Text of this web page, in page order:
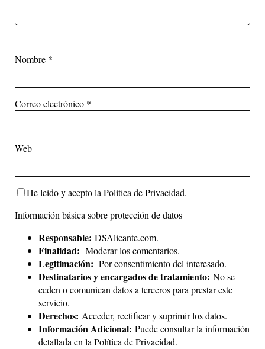
Nombre *
Correo electrónico *
Web
He leído y acepto laPolítica de Privacidad.
Información básica sobre protección de datos
Responsable: DSAlicante.com.
Finalidad: Moderar los comentarios.
Legitimación: Por consentimiento del interesado.
Destinatarios y encargados de tratamiento: No se
ceden o comunican datos a terceros para prestar este
servicio.
Derechos: Acceder, rectificar y suprimir los datos.
Información Adicional: Puede consultar la información
detallada en laPolítica de Privacidad.